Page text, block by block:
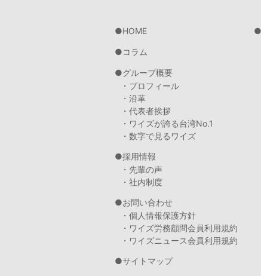
HOME
コラム
グループ概要
・プロフィール
・沿革
・代表者挨拶
・ワイズが誇る台湾No.1
・数字で見るワイズ
採用情報
・先輩の声
・社内制度
お問い合わせ
・個人情報保護方針
・ワイズ労務顧問会員利用規約
・ワイズニュース会員利用規約
サイトマップ